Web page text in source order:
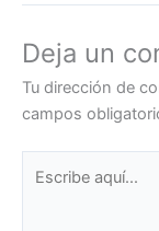
Deja un
Tu dirección de
campos
aquí...